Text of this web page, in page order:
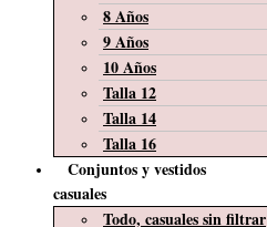
8 Años
9 Años
10 Años
Talla 12
Talla 14
Talla 16
Conjuntos y vestidos
casuales
Todo, casuales sin filtrar